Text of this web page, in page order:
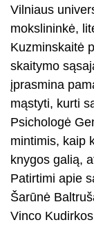
Vilniaus
mokslininkė,
Kuzminskaitė
skaitymo
įprasmina
mąstyti, kurti
Psichologė
mintimis, kaip
knygos galią,
Patirtimi apie
Šarūnė
Vinco